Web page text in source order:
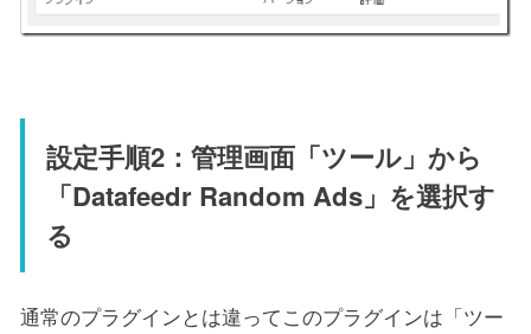
設定手順2：管理画面「ツール」から
「Datafeedr Random Ads」を選択す
る
通常のプラグインとは違ってこのプラグインは「ツー